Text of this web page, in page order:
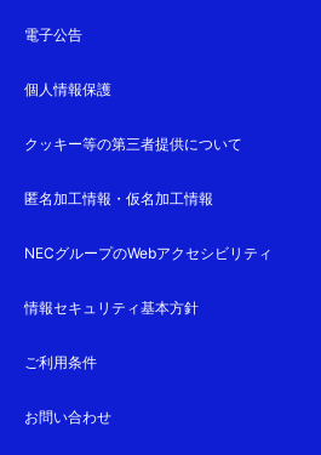
電子公告
個人情報保護
クッキー等の第三者提供について
匿名加工情報・仮名加工情報
NECグループのWebアクセシビリティ
情報セキュリティ基本方針
ご利用条件
お問い合わせ